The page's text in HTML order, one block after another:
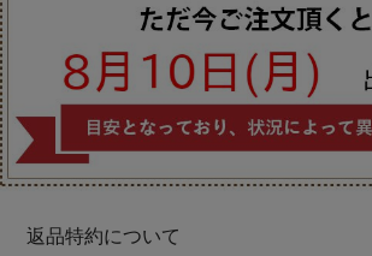
返品特約について